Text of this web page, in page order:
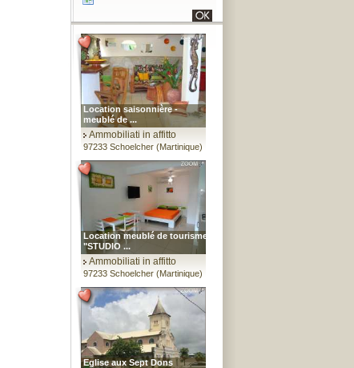
Location saisonnière -
meublé de ...
Ammobiliati in affitto
97233 Schoelcher (Martinique)
Location meublé de tourisme
"STUDIO ...
Ammobiliati in affitto
97233 Schoelcher (Martinique)
Eglise aux Sept Dons